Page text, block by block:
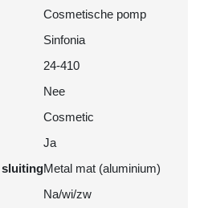
Cosmetische pomp
Sinfonia
24-410
Nee
Cosmetic
Ja
sluitingMetal mat (aluminium)
Na/wi/zw